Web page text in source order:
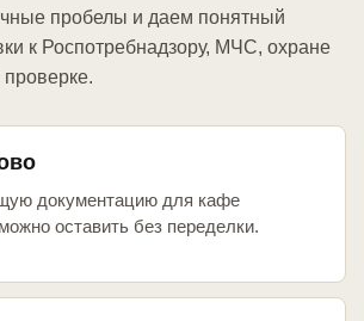
пробелы и даем понятный
к Роспотребнадзору, МЧС, охране
проверке.
документацию для кафе
оставить без переделки.